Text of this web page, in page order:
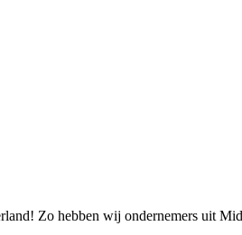
Zo hebben wij ondernemers uit